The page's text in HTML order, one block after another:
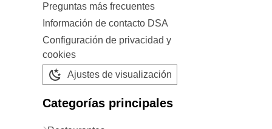
Preguntas más frecuentes
Información de contacto DSA
Configuración de privacidad y
cookies
Ajustes de visualización
Categorías principales